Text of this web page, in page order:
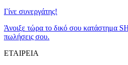
Γίνε συνεργάτης!
Άνοιξε τώρα το δικό σου κατάστημα
πωλήσεις σου.
ΕΤΑΙΡΕΙΑ